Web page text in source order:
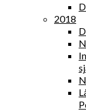
2018